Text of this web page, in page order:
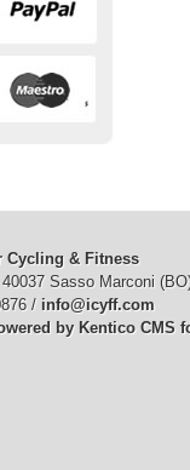
Cycling & Fitness
Sasso Marconi
/ info@icyff.com
by Kentico CMS